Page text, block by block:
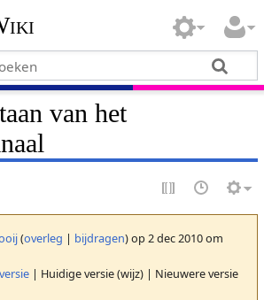
van het
(overleg | bijdragen)op 2 dec 2010 om
| Huidige versie (wijz) | Nieuwere versie